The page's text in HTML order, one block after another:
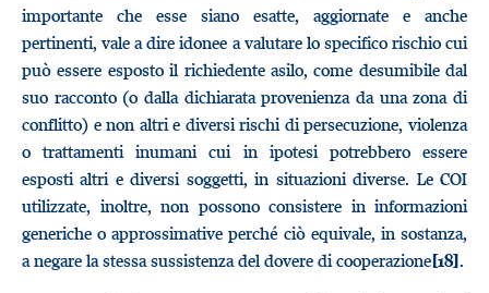
importante che esse siano esatte, aggiornate e anche
pertinenti, vale a dire idonee a valutare lo specifico rischio cui
può essere esposto il richiedente asilo, come desumibile dal
suo racconto (o dalla dichiarata provenienza da una zona di
conflitto) e non altri e diversi rischi di persecuzione, violenza
o trattamenti inumani cui in ipotesi potrebbero essere
esposti altri e diversi soggetti, in situazioni diverse. Le COI
utilizzate, inoltre, non possono consistere in informazioni
generiche o approssimative perché ciò equivale, in sostanza,
a negare la stessa sussistenza del dovere di cooperazione[18].